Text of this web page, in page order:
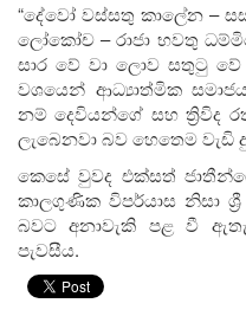
“දේවෝ වස්සතු කාලේන –
ලෝකෝච – රාජා භවතු
සාර වේ වා ලොව සතුටු වේ
වශයෙන් ආධ්‍යාත්මික
නම් දෙවියන්ගේ සහ ත්‍රිවිද
ලැබෙනවා බව හෙතෙම වැඩි
කෙසේ වුවද එක්සත්
කාලගුණික විපර්යාස නිසා
බවට අනාවැකි පළ වී
පැවසීය.